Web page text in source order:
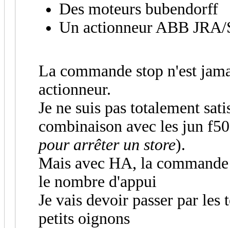
Des moteurs bubendorff
Un actionneur ABB JRA/
La commande stop n'est
actionneur.
Je ne suis pas totalement
combinaison avec les jun
pour arrêter un store).
Mais avec HA, la
le nombre d'appui
Je vais devoir passer par
petits oignons